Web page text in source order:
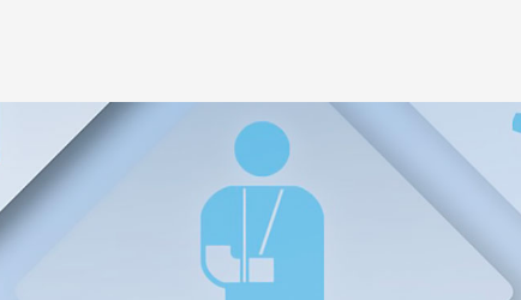
AZIENDA